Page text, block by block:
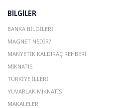
BILGILER
BANKA BILGILERI
MAGNET NEDIR?
MANYETIK KALDIRAÇ REHBERI
MIKNATIS
TÜRKIYE İLLERI
YUVARLAK MIKNATIS
MAKALELER